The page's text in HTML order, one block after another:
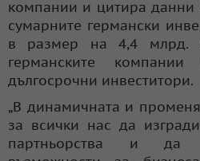
компании и цитира данни
сумарните германски
в размер на 4,4 млрд.
германските
дългосрочни инвеститори.
„В динамичната и
за всички нас да
партньорства и да